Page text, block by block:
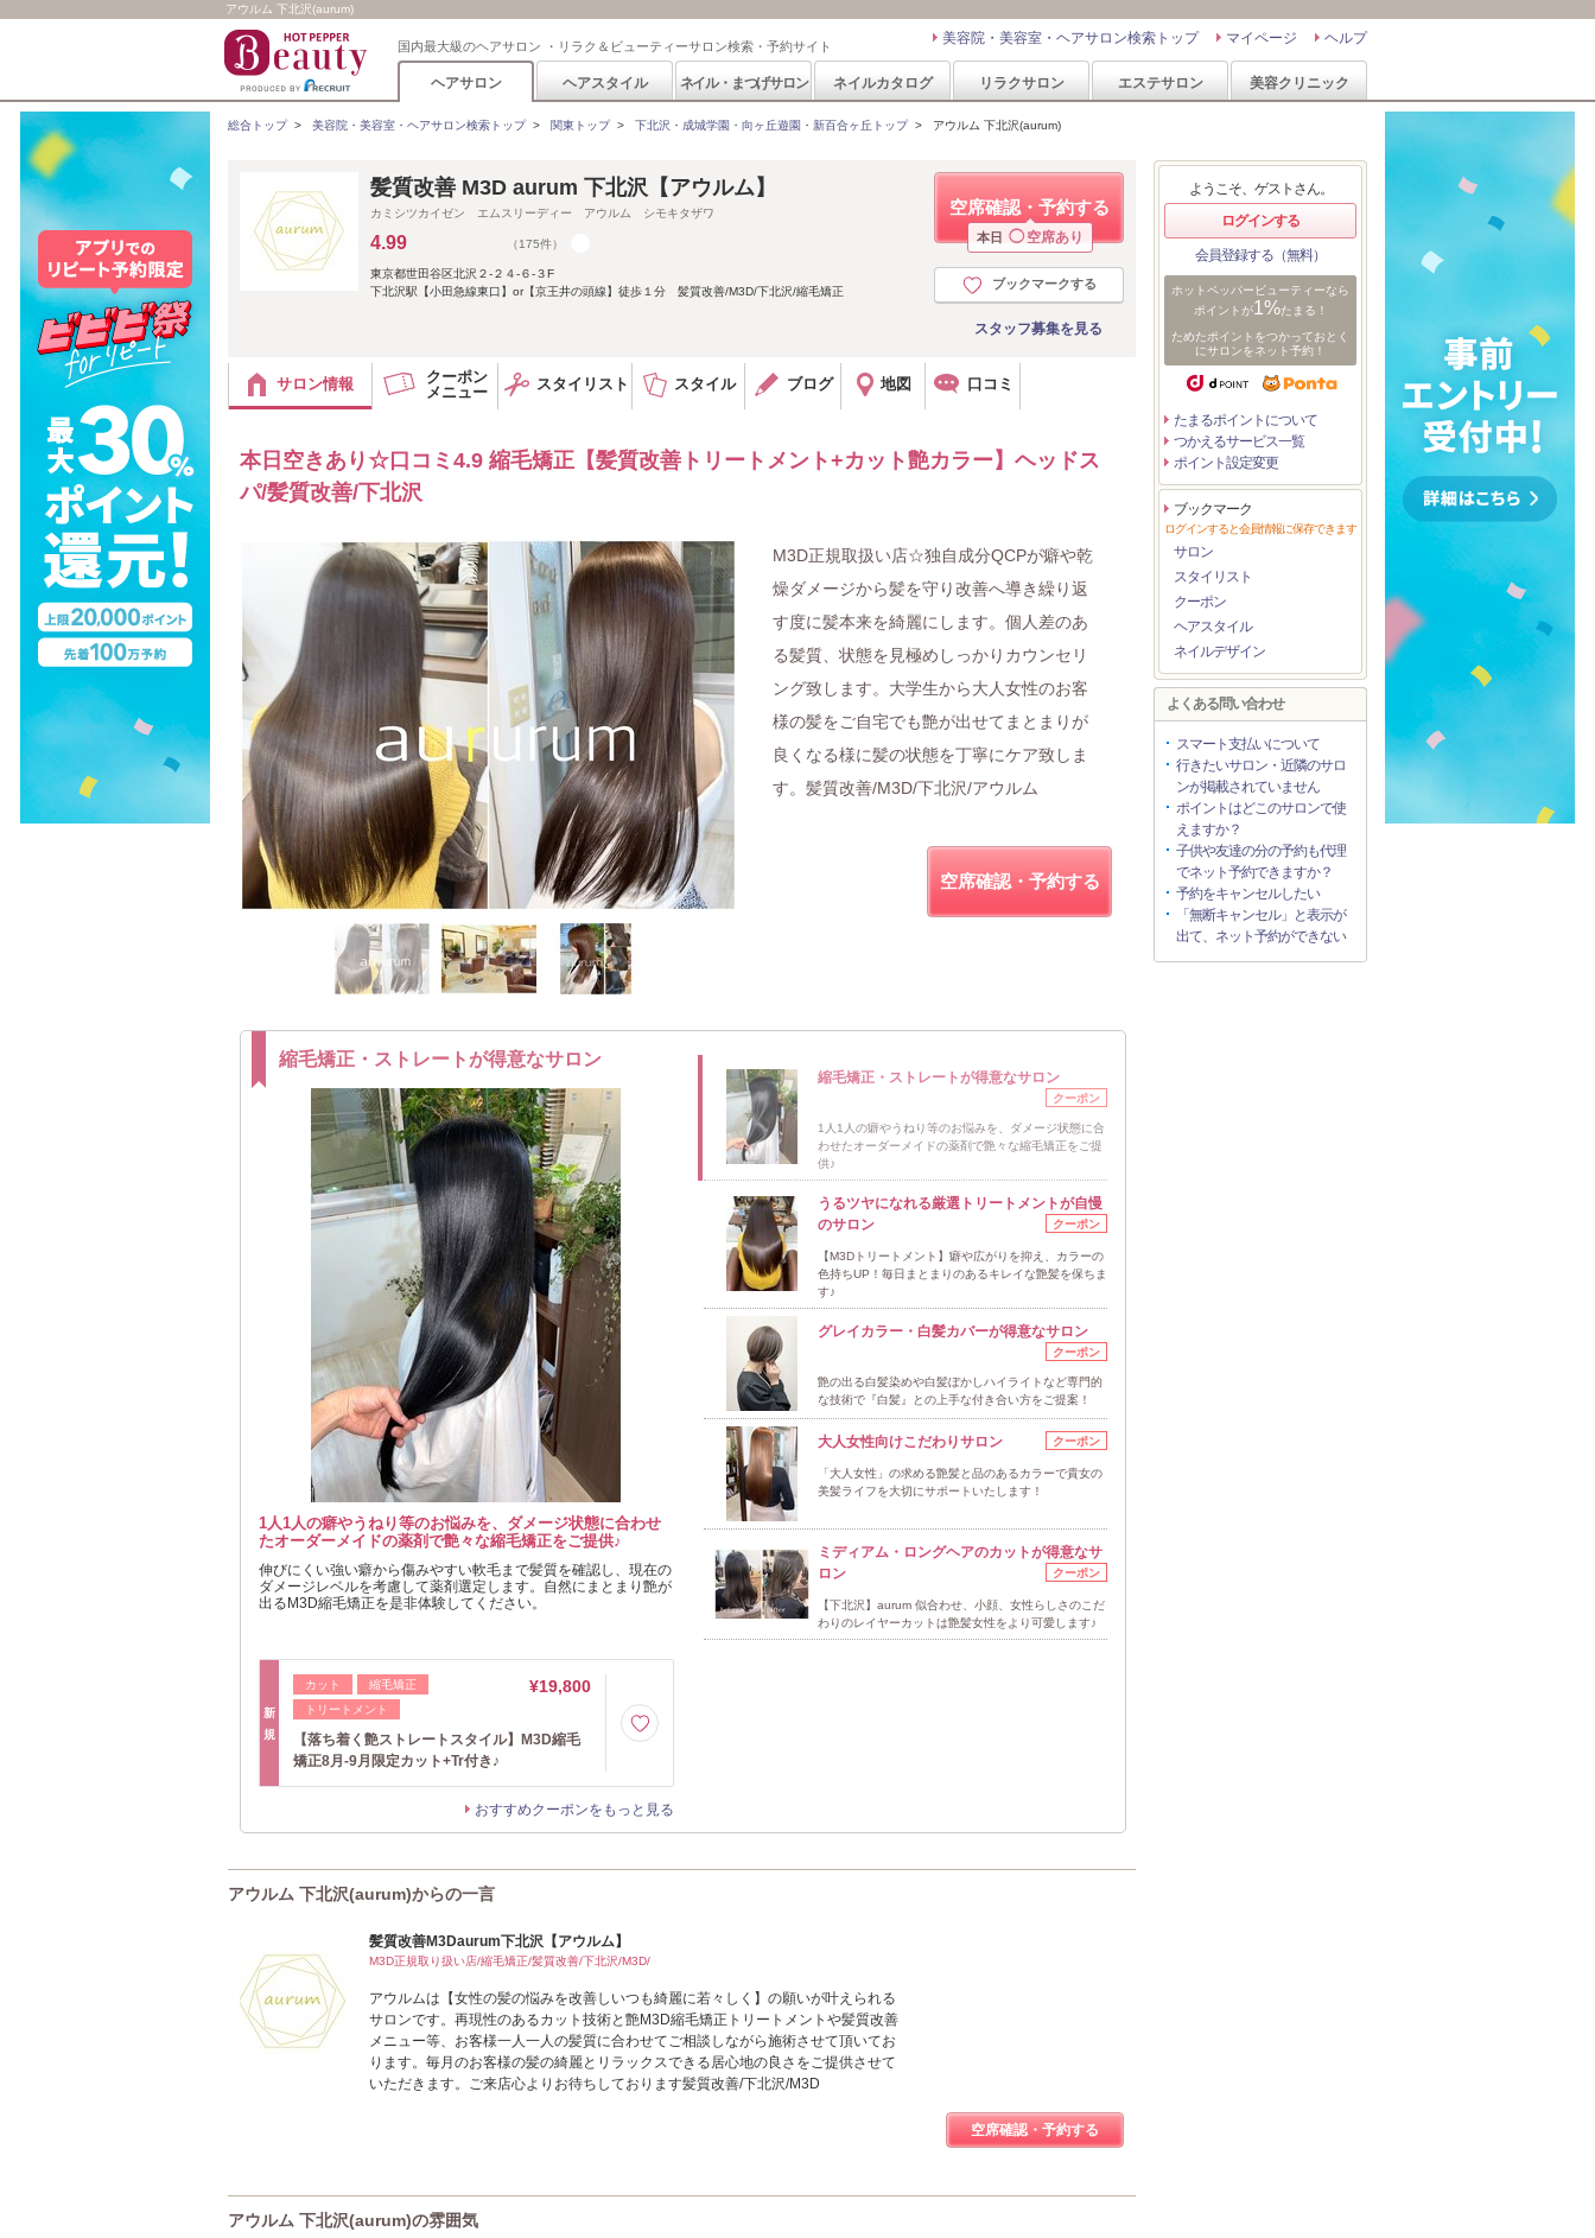
アウルム 下北沢(aurum)
国内最大級のヘアサロン ・リラク＆ビューティーサロン検索・予約サイト ヘルプ
マイページ
美容院・美容室・ヘアサロン検索トップ
ヘアサロン ヘアスタイル ネイル・まつげサロン ネイルカタログ リラクサロン エステサロン 美容クリニック
総合トップ> 美容院・美容室・ヘアサロン検索トップ> 関東トップ> 下北沢・成城学園・向ヶ丘遊園・新百合ヶ丘トップ> アウルム 下北沢(aurum)
空席確認・予約する
本日 ◯ 空席あり
ブックマークする
スタッフ募集を見る
髪質改善 M3D aurum 下北沢【アウルム】
カミシツカイゼン エムスリーディー アウルム シモキタザワ
4.99 （175件）
東京都世田谷区北沢２-２４-６-３F
下北沢駅【小田急線東口】or【京王井の頭線】徒歩１分 髪質改善/M3D/下北沢/縮毛矯正
サロン情報
クーポン
メニュー
スタイリスト スタイル ブログ 地図 口コミ
本日空きあり☆口コミ4.9 縮毛矯正【髪質改善トリートメント+カット艶カラー】ヘッドス
パ/髪質改善/下北沢
M3D正規取扱い店☆独自成分QCPが癖や乾
燥ダメージから髪を守り改善へ導き繰り返
す度に髪本来を綺麗にします。個人差のあ
る髪質、状態を見極めしっかりカウンセリ
ング致します。大学生から大人女性のお客
様の髪をご自宅でも艶が出せてまとまりが
良くなる様に髪の状態を丁寧にケア致しま
す。髪質改善/M3D/下北沢/アウルム
空席確認・予約する
縮毛矯正・ストレートが得意なサロン
1人1人の癖やうねり等のお悩みを、ダメージ状態に合わせ
たオーダーメイドの薬剤で艶々な縮毛矯正をご提供♪
伸びにくい強い癖から傷みやすい軟毛まで髪質を確認し、現在の
ダメージレベルを考慮して薬剤選定します。自然にまとまり艶が
出るM3D縮毛矯正を是非体験してください。
新
規
カット
縮毛矯正
トリートメント
¥19,800
【落ち着く艶ストレートスタイル】M3D縮毛
矯正8月-9月限定カット+Tr付き♪
おすすめクーポンをもっと見る
縮毛矯正・ストレートが得意なサロン
クーポン
1人1人の癖やうねり等のお悩みを、ダメージ状態に合
わせたオーダーメイドの薬剤で艶々な縮毛矯正をご提
供♪
うるツヤになれる厳選トリートメントが自慢
のサロン
クーポン
【M3Dトリートメント】癖や広がりを抑え、カラーの
色持ちUP！毎日まとまりのあるキレイな艶髪を保ちま
す♪
グレイカラー・白髪カバーが得意なサロン
クーポン
艶の出る白髪染めや白髪ぼかしハイライトなど専門的
な技術で『白髪』との上手な付き合い方をご提案！
大人女性向けこだわりサロン クーポン
「大人女性」の求める艶髪と品のあるカラーで貴女の
美髪ライフを大切にサポートいたします！
ミディアム・ロングヘアのカットが得意なサ
ロン
クーポン
【下北沢】aurum 似合わせ、小顔、女性らしさのこだ
わりのレイヤーカットは艶髪女性をより可愛します♪
アウルム 下北沢(aurum)からの一言
髪質改善M3Daurum下北沢【アウルム】
M3D正規取り扱い店/縮毛矯正/髪質改善/下北沢/M3D/
アウルムは【女性の髪の悩みを改善しいつも綺麗に若々しく】の願いが叶えられる
サロンです。再現性のあるカット技術と艶M3D縮毛矯正トリートメントや髪質改善
メニュー等、お客様一人一人の髪質に合わせてご相談しながら施術させて頂いてお
ります。毎月のお客様の髪の綺麗とリラックスできる居心地の良さをご提供させて
いただきます。ご来店心よりお待ちしております髪質改善/下北沢/M3D
空席確認・予約する
アウルム 下北沢(aurum)の雰囲気
ようこそ、ゲストさん。
ログインする
会員登録する（無料）
ホットペッパービューティーなら
ポイントが1%たまる！
ためたポイントをつかっておとく
にサロンをネット予約！
たまるポイントについて
つかえるサービス一覧
ポイント設定変更
ブックマーク
ログインすると会員情報に保存できます
サロン
スタイリスト
クーポン
ヘアスタイル
ネイルデザイン
よくある問い合わせ
スマート支払いについて
行きたいサロン・近隣のサロ
ンが掲載されていません
ポイントはどこのサロンで使
えますか？
子供や友達の分の予約も代理
でネット予約できますか？
予約をキャンセルしたい
「無断キャンセル」と表示が
出て、ネット予約ができない